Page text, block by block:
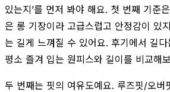
있는지’를 먼저 봐야 해요. 첫 번째 기준
은 롱 기장이라 고급스럽고 안정감이 있
는 길게 느껴질 수 있어요. 후기에서 길
평소 즐겨 입는 원피스와 길이를 비교해
두 번째는 핏의 여유도예요. 루즈핏/오버